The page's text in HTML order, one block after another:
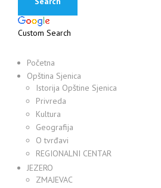
Custom Search
Početna
Opština Sjenica
Istorija Opštine Sjenica
Privreda
Kultura
Geografija
O tvrđavi
REGIONALNI CENTAR
JEZERO
ZMAJEVAC